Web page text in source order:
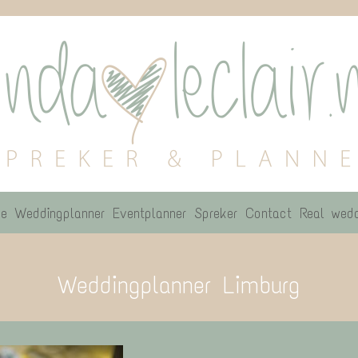
Weddingplanner Eventplanner Spreker Contact Real
Weddingplanner Limburg